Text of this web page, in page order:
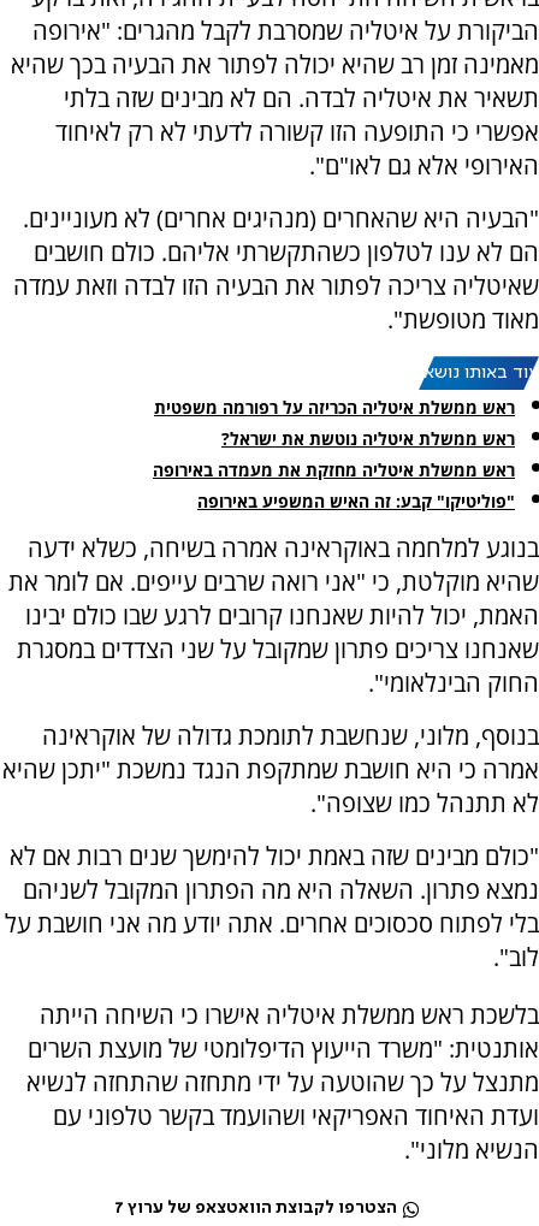
הביקורת על איטליה שמסרבת לקבל מהגרים: "אירופה
מאמינה זמן רב שהיא יכולה לפתור את הבעיה בכך שהיא
תשאיר את איטליה לבדה. הם לא מבינים שזה בלתי
אפשרי כי התופעה הזו קשורה לדעתי לא רק לאיחוד
האירופי אלא גם לאו"ם".
"הבעיה היא שהאחרים (מנהיגים אחרים) לא מעוניינים.
הם לא ענו לטלפון כשהתקשרתי אליהם. כולם חושבים
שאיטליה צריכה לפתור את הבעיה הזו לבדה וזאת עמדה
מאוד מטופשת".
עוד באותו נושא:
ראש ממשלת איטליה הכריזה על רפורמה משפטית
ראש ממשלת איטליה נוטשת את ישראל?
ראש ממשלת איטליה מחזקת את מעמדה באירופה
"פוליטיקו" קבע: זה האיש המשפיע באירופה
בנוגע למלחמה באוקראינה אמרה בשיחה, כשלא ידעה
שהיא מוקלטת, כי "אני רואה שרבים עייפים. אם לומר את
האמת, יכול להיות שאנחנו קרובים לרגע שבו כולם יבינו
שאנחנו צריכים פתרון שמקובל על שני הצדדים במסגרת
החוק הבינלאומי".
בנוסף, מלוני, שנחשבת לתומכת גדולה של אוקראינה
אמרה כי היא חושבת שמתקפת הנגד נמשכת "יתכן שהיא
לא תתנהל כמו שצופה".
"כולם מבינים שזה באמת יכול להימשך שנים רבות אם לא
נמצא פתרון. השאלה היא מה הפתרון המקובל לשניהם
בלי לפתוח סכסוכים אחרים. אתה יודע מה אני חושבת על
לוב".
בלשכת ראש ממשלת איטליה אישרו כי השיחה הייתה
אותנטית: "משרד הייעוץ הדיפלומטי של מועצת השרים
מתנצל על כך שהוטעה על ידי מתחזה שהתחזה לנשיא
ועדת האיחוד האפריקאי ושהועמד בקשר טלפוני עם
הנשיא מלוני".
הצטרפו לקבוצת הוואטצאפ של ערוץ 7